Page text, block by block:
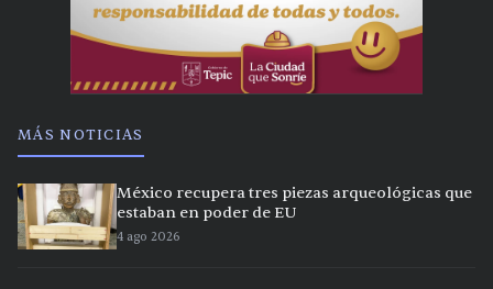
MÁS NOTICIAS
México recupera tres piezas arqueológicas que
estaban en poder de EU
4 ago 2026